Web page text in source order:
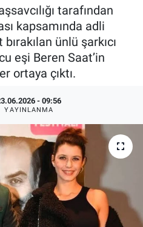
tarafından
kapsamında adli
ünlü şarkıcı
eşi Beren Saat’in
ortaya çıktı.
- 09:56
YAYINLANMA